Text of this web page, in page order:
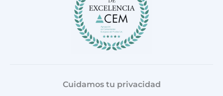
Cuidamos tu privacidad